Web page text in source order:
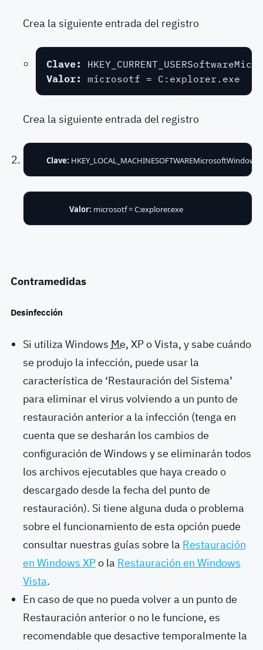
Crea la siguiente entrada del registro
Clave:
Valor: microsotf = C:explorer.exe
Crea la siguiente entrada del registro
Clave:
Valor: microsotf = C:explorer.exe
Contramedidas
Desinfección
Si utiliza Windows Me, XP o Vista, y sabe cuándo
se produjo la infección, puede usar la
característica de ‘Restauración del Sistema’
para eliminar el virus volviendo a un punto de
restauración anterior a la infección (tenga en
cuenta que se desharán los cambios de
configuración de Windows y se eliminarán todos
los archivos ejecutables que haya creado o
descargado desde la fecha del punto de
restauración). Si tiene alguna duda o problema
sobre el funcionamiento de esta opción puede
consultar nuestras guías sobre la Restauración
en Windows XPo la Restauración en Windows
Vista.
En caso de que no pueda volver a un punto de
Restauración anterior o no le funcione, es
recomendable que desactive temporalmente la